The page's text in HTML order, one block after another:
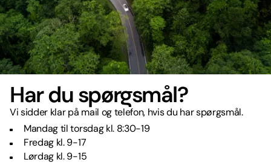
Har du spørgsmål?
Vi sidder klar på mail og telefon, hvis du har spørgsmål.
Mandag til torsdag kl. 8:30-19
Fredag kl. 9-17
Lørdag kl. 9-15